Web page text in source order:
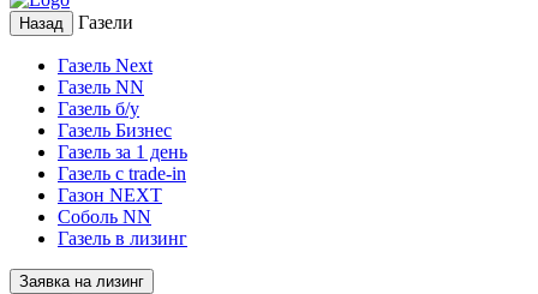
Назад Газели
Газель Next
Газель NN
Газель б/у
Газель Бизнес
Газель за 1 день
Газель с trade-in
Газон NEXT
Соболь NN
Газель в лизинг
Заявка на лизинг